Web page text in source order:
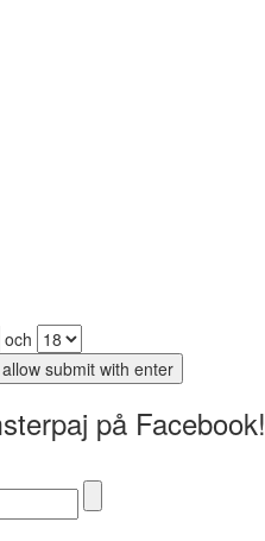
och
på Facebook!